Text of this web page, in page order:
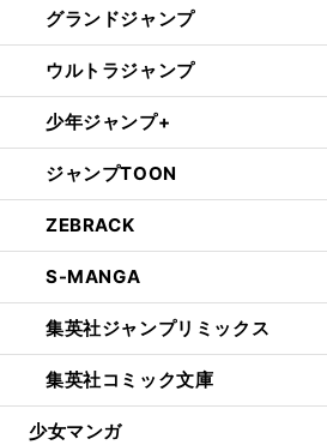
グランドジャンプ
ウルトラジャンプ
少年ジャンプ+
ジャンプTOON
ZEBRACK
S-MANGA
集英社ジャンプリミックス
集英社コミック文庫
少女マンガ